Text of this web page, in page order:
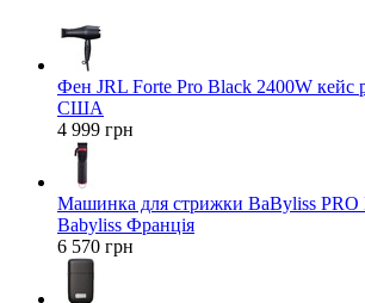
Фен JRL Forte Pro Black 2400W кейс
США
4 999 грн
Машинка для стрижки BaByliss
Babyliss Франція
6 570 грн